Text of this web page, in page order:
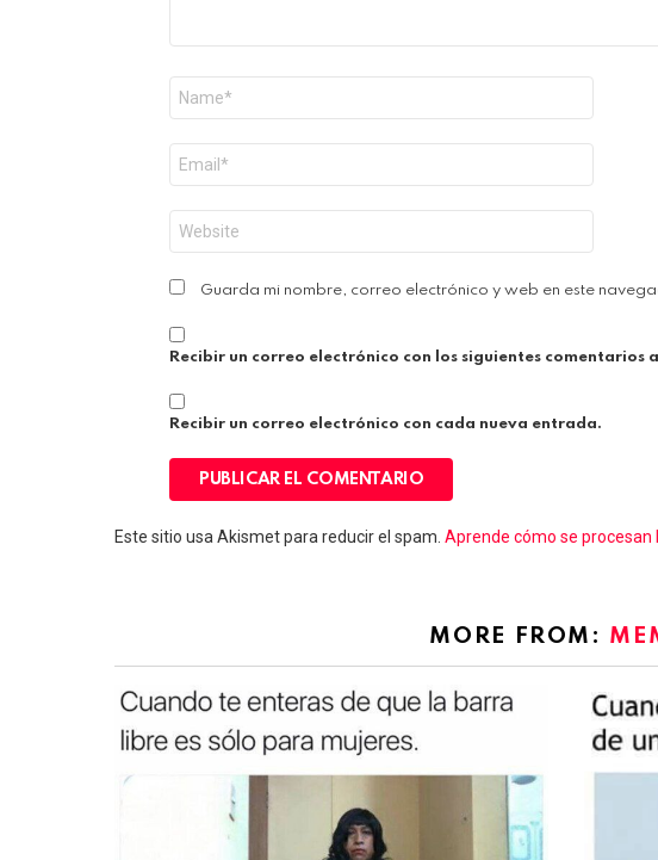
electrónico
*
Guarda mi nombre, correo electrónico y web en este
Recibir un correo electrónico con los siguientes comentarios
Recibir un correo electrónico con cada nueva entrada.
Este sitio usa Akismet para reducir el spam. Aprende cómo se procesan
MORE FROM: